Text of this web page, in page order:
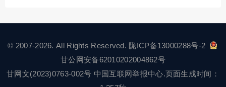
© 2007-2026. All Rights Reserved. 陇ICP备13000288号-2
甘公网安备62010202004862号
甘网文(2023)0763-002号 中国互联网举报中心.页面生成时间：